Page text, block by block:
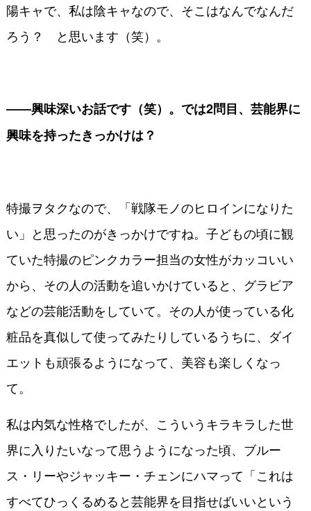
陽キャで、私は陰キャなので、そこはなんでなんだ
ろう？ と思います（笑）。
――興味深いお話です（笑）。では2問目、芸能界に
興味を持ったきっかけは？
特撮ヲタクなので、「戦隊モノのヒロインになりた
い」と思ったのがきっかけですね。子どもの頃に観
ていた特撮のピンクカラー担当の女性がカッコいい
から、その人の活動を追いかけていると、グラビア
などの芸能活動をしていて。その人が使っている化
粧品を真似して使ってみたりしているうちに、ダイ
エットも頑張るようになって、美容も楽しくなっ
て。
私は内気な性格でしたが、こういうキラキラした世
界に入りたいなって思うようになった頃、ブルー
ス・リーやジャッキー・チェンにハマって「これは
すべてひっくるめると芸能界を目指せばいいという